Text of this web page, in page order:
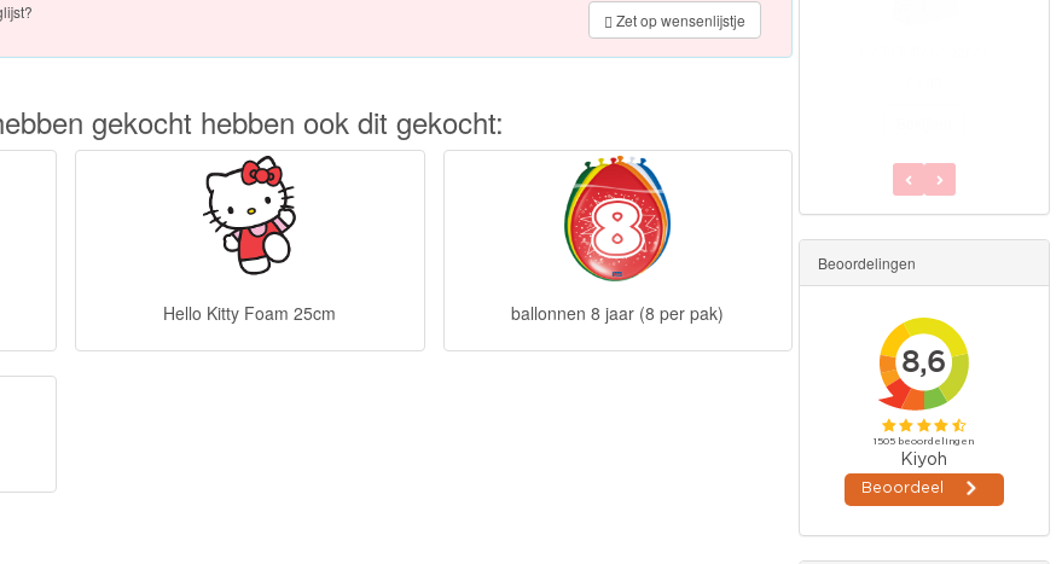
Zet op wensenlijstje
gekocht hebben ook dit gekocht:
Hello Kitty Foam 25cm ballonnen 8 jaar (8 per pak)
Beoordelingen